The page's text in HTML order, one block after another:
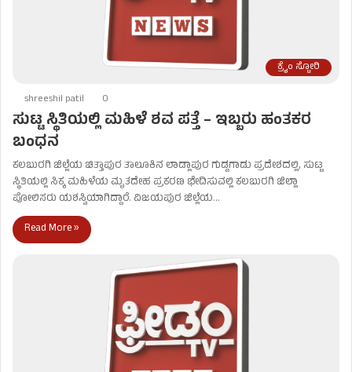
ಕ್ರೈಂ ಸ್ಟೋರಿ
shreeshil patil 0
ಸುಟ್ಟ ಸ್ಥಿತಿಯಲ್ಲಿ ಮಹಿಳೆ ಶವ ಪತ್ತೆ – ಇಬ್ಬರು ಹಂತಕರ
ಬಂಧನ
ಕಲಬುರಗಿ ಜಿಲ್ಲೆಯ ಚಿತ್ತಾಪುರ ತಾಲೂಕಿನ ಲಾಡ್ಲಾಪುರ ಗುಡ್ಡಗಾಡು ಪ್ರದೇಶದಲ್ಲಿ, ಸುಟ್ಟ
ಸ್ಥಿತಿಯಲ್ಲಿ ಸಿಕ್ಕ ಮಹಿಳೆಯ ಮೃತದೇಹ ಪ್ರಕರಣ ಭೇದಿಸುವಲ್ಲಿ ಕಲಬುರಗಿ ಜಿಲ್ಲಾ
ಪೋಲಿಸರು ಯಶಸ್ವಿಯಾಗಿದ್ದಾರೆ. ವಿಜಯಪುರ ಜಿಲ್ಲೆಯ…
Read More »